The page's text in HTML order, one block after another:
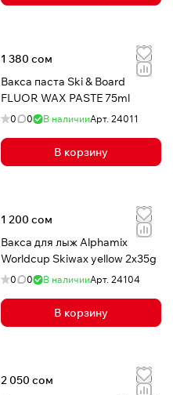
1 380 сом
Вакса паста Ski & Board
FLUOR WAX PASTE 75ml
0 0 В наличииАрт. 24011
В корзину
1 200 сом
Вакса для лыж Alphamix
Worldcup Skiwax yellow 2x35g
0 0 В наличииАрт. 24104
В корзину
2 050 сом